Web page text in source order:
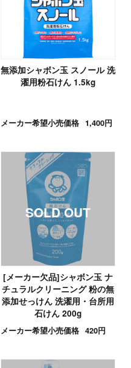
無添加シャボン玉 スノール 洗
濯用粉石けん 1.5kg
メーカー希望小売価格 1,400円
[メーカー欠品]シャボン玉 ナ
チュラルクリーニング 粉の無
添加せっけん 洗濯用・台所用
石けん 200g
メーカー希望小売価格 420円